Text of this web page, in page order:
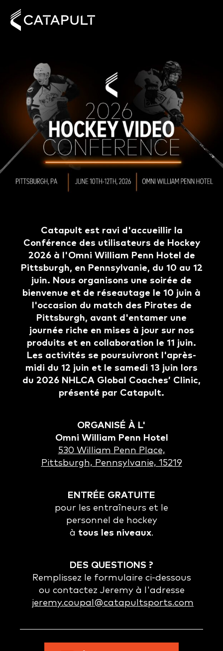
Catapult est ravi d'accueillir la
Conférence des utilisateurs de Hockey
2026 à l'Omni William Penn Hotel de
Pittsburgh, en Pennsylvanie, du 10 au 12
juin. Nous organisons une soirée de
bienvenue et de réseautage le 10 juin à
l'occasion du match des Pirates de
Pittsburgh, avant d'entamer une
journée riche en mises à jour sur nos
produits et en collaboration le 11 juin.
Les activités se poursuivront l'après-
midi du 12 juin et le samedi 13 juin lors
du 2026 NHLCA Global Coaches’ Clinic,
présenté par Catapult.
ORGANISÉ À L'
Omni William Penn Hotel
530 William Penn Place,
Pittsburgh, Pennsylvanie, 15219
ENTRÉE GRATUITE
pour les entraîneurs et le
personnel de hockey
à tous les niveaux.
DES QUESTIONS ?
Remplissez le formulaire ci-dessous
ou contactez Jeremy à l'adresse
jeremy.coupal@catapultsports.com